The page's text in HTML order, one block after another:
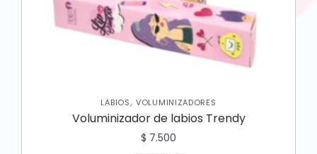
LABIOS,VOLUMINIZADORES
Voluminizador de labios Trendy
$ 7.500